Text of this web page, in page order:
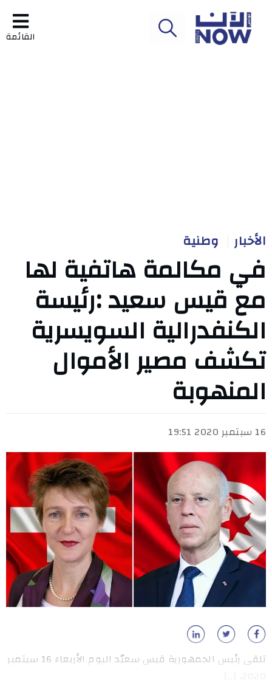
القائمة
الأخبار وطنية
في مكالمة هاتفية لها
مع قيس سعيد :رئيسة
الكنفدرالية السويسرية
تكشف مصير الأموال
المنهوبة
16 سبتمبر 2020 19:51
تلقى رئيس الجمهورية قيس سعيّد اليوم الأربعاء 16 سبتمبر